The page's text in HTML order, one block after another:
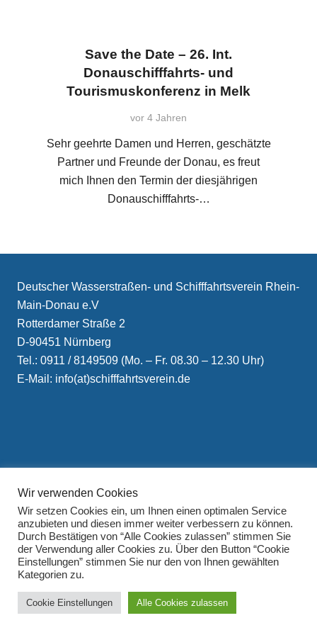
Save the Date – 26. Int.
Donauschifffahrts- und
Tourismuskonferenz in Melk
vor 4 Jahren
Sehr geehrte Damen und Herren, geschätzte
Partner und Freunde der Donau, es freut
mich Ihnen den Termin der diesjährigen
Donauschifffahrts-…
Deutscher Wasserstraßen- und Schifffahrtsverein Rhein-
Main-Donau e.V
Rotterdamer Straße 2
D-90451 Nürnberg
Tel.: 0911 / 8149509 (Mo. – Fr. 08.30 – 12.30 Uhr)
E-Mail: info(at)schifffahrtsverein.de
Datenschutzerklärung
Wir verwenden Cookies
Wir setzen Cookies ein, um Ihnen einen optimalen Service
anzubieten und diesen immer weiter verbessern zu können.
Durch Bestätigen von “Alle Cookies zulassen” stimmen Sie
der Verwendung aller Cookies zu. Über den Button “Cookie
Einstellungen” stimmen Sie nur den von Ihnen gewählten
Kategorien zu.
Cookie Einstellungen Alle Cookies zulassen